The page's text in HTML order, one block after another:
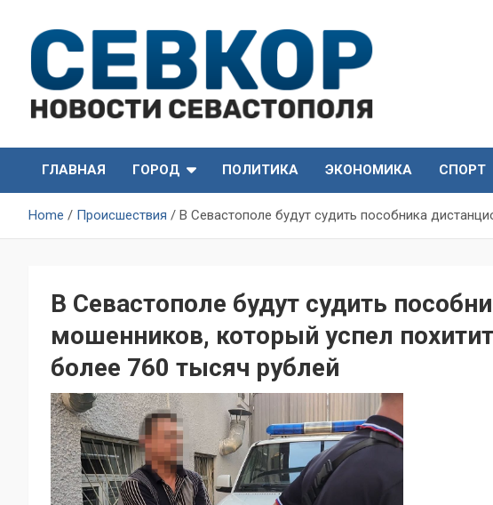
content
СевКор — Новости
Севастополя
Севастополя
ГЛАВНАЯ
ГОРОД ПОЛИТИКА ЭКОНОМИКА СПОРТ
Home Происшествия В Севастополе будут судить пособника
В Севастополе будут судить
мошенников, который успел
более 760 тысяч рублей